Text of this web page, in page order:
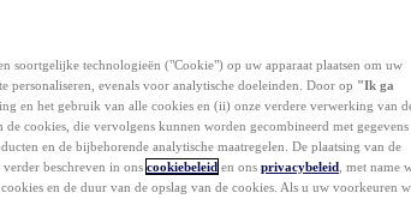
soortgelijke technologieën ("Cookie") op uw apparaat plaatsen om uw
personaliseren, evenals voor analytische doeleinden. Door op "Ik ga
en het gebruik van alle cookies en (ii) onze verdere verwerking van
cookies, die vervolgens kunnen worden gecombineerd met gegevens
en de bijbehorende analytische maatregelen. De plaatsing van de
beschreven in ons cookiebeleid en ons privacybeleid , met name
en de duur van de opslag van de cookies. Als u uw voorkeuren